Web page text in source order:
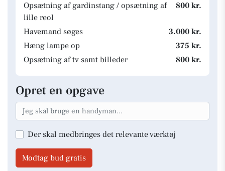
Opsætning af gardinstang / opsætning af
lille reol
800 kr.
Havemand søges
3.000 kr.
Hæng lampe op
375 kr.
Opsætning af tv samt billeder
800 kr.
Opret en opgave
Der skal medbringes det relevante værktøj
Modtag bud gratis